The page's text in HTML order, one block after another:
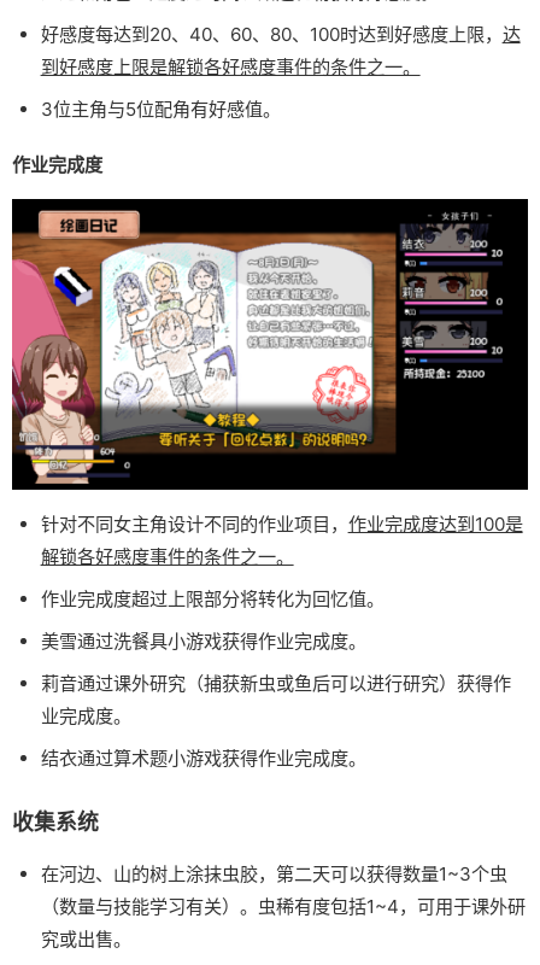
好感度每达到20、40、60、80、100时达到好感度上限， 达
到好感度上限是解锁各好感度事件的条件之一。
3位主角与5位配角有好感值。
作业完成度
针对不同女主角设计不同的作业项目， 作业完成度达到100是
解锁各好感度事件的条件之一。
作业完成度超过上限部分将转化为回忆值。
美雪通过洗餐具小游戏获得作业完成度。
莉音通过课外研究（捕获新虫或鱼后可以进行研究）获得作
业完成度。
结衣通过算术题小游戏获得作业完成度。
收集系统
在河边、山的树上涂抹虫胶，第二天可以获得数量1~3个虫
（数量与技能学习有关）。虫稀有度包括1~4，可用于课外研
究或出售。